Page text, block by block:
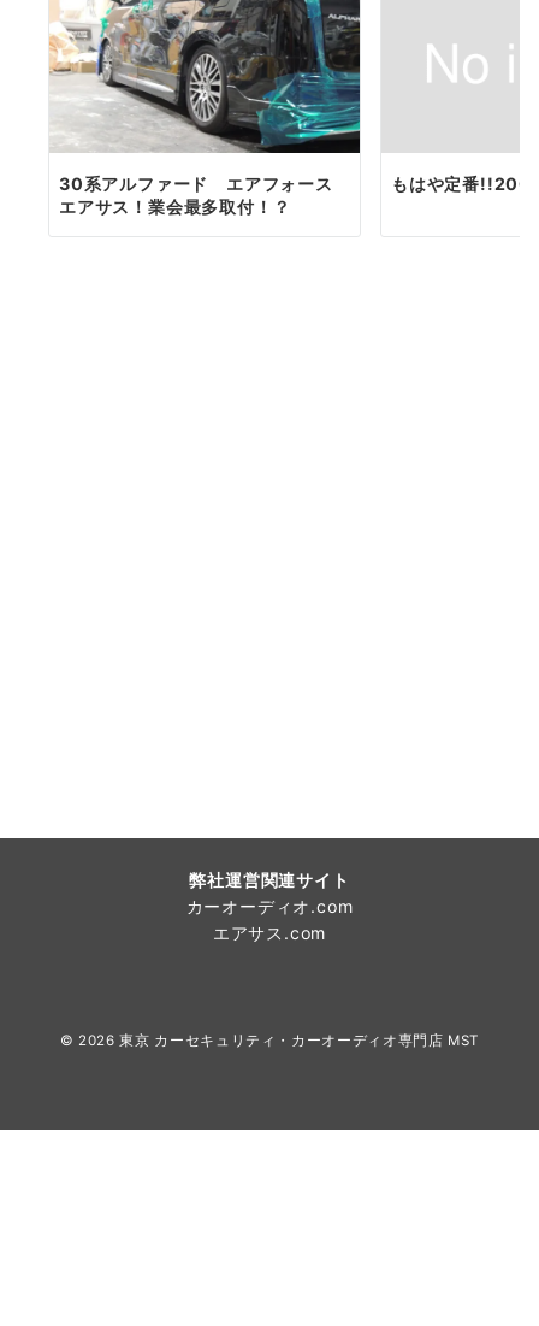
30系アルファード エアフォース
エアサス！業会最多取付！？
もはや定番!!200
弊社運営関連サイト
カーオーディオ.com
エアサス.com
© 2026東京 カーセキュリティ・カーオーディオ専門店 MST